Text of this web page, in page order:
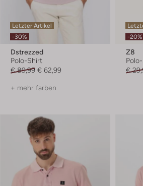
Letzter Artikel
-30%
Dstrezzed
Polo-Shirt
€ 89,99 € 62,99
+ mehr farben
-20%
Z8
€